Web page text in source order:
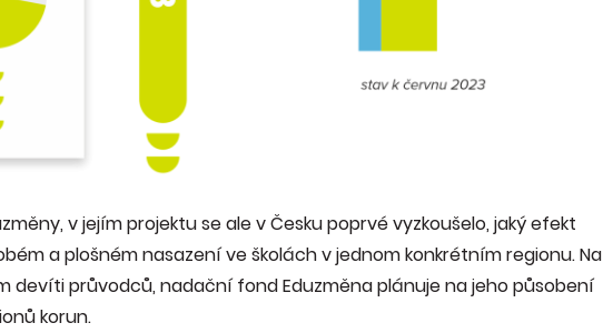
v jejím projektu se ale v Česku poprvé vyzkoušelo, jaký efekt
a plošném nasazení ve školách v jednom konkrétním regionu. Na
devíti průvodců, nadační fond Eduzměna plánuje na jeho působení
korun.